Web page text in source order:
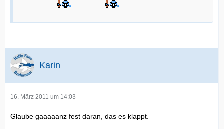
Karin
16. März 2011 um 14:03
Glaube gaaaaanz fest daran, das es klappt.